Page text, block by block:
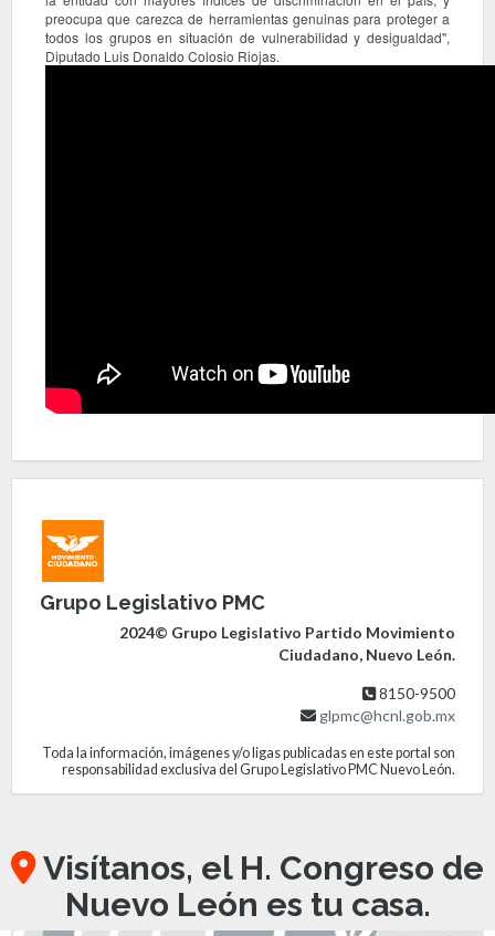
preocupa que carezca de herramientas genuinas para proteger a
todos los grupos en situación de vulnerabilidad y desigualdad",
Diputado Luis Donaldo Colosio Riojas.
Grupo Legislativo PMC
2024© Grupo Legislativo Partido Movimiento
Ciudadano, Nuevo León.
8150-9500
glpmc@hcnl.gob.mx
Toda la información, imágenes y/o ligas publicadas en este portal son
responsabilidad exclusiva del Grupo Legislativo PMC Nuevo León.
Visítanos, el H. Congreso de
Nuevo León es tu casa.